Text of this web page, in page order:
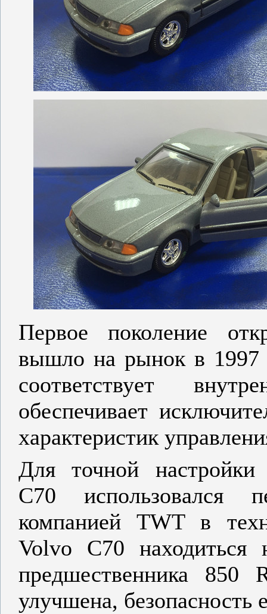
Первое поколение
вышло на рынок в 1997
соответствует
обеспечивает
характеристик
Для точной настройки
C70 использовался
компанией TWT в
Volvo C70 находиться
предшественника 850
улучшена, безопасность